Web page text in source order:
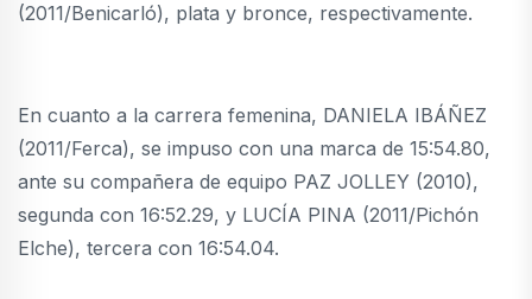
(2011/Benicarló), plata y bronce, respectivamente.
En cuanto a la carrera femenina, DANIELA IBÁÑEZ
(2011/Ferca), se impuso con una marca de 15:54.80,
ante su compañera de equipo PAZ JOLLEY (2010),
segunda con 16:52.29, y LUCÍA PINA (2011/Pichón
Elche), tercera con 16:54.04.